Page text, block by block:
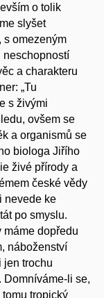
o tolik
slyšet
s omezeným
neschopností
a charakteru
„Tu
s živými
ovšem se
a organismů se
biologa Jiřího
živé přírody a
české vědy
nevede ke
po smyslu.
máme dopředu
náboženství
jen trochu
Domníváme-li se,
tropický